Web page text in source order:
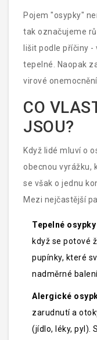
rubeola. Zatímco
dní samy, jiné
izolaci kvůli
tyhle nemoci
a bez zbytečného
Pojem "osypky"
tak označujeme
lišit podle příčiny
tepelné. Naopak
virové
rozebereme, jak
kdy je nutné
CO
JSOU?
Když lidé mluví o
obecnou vyrážku,
se však o jednu
Mezi nejčastější
Tepelné
když se potové
pupínky, které
nadměrné
Alergické
zarudnutí a
(jídlo, léky, pyl).